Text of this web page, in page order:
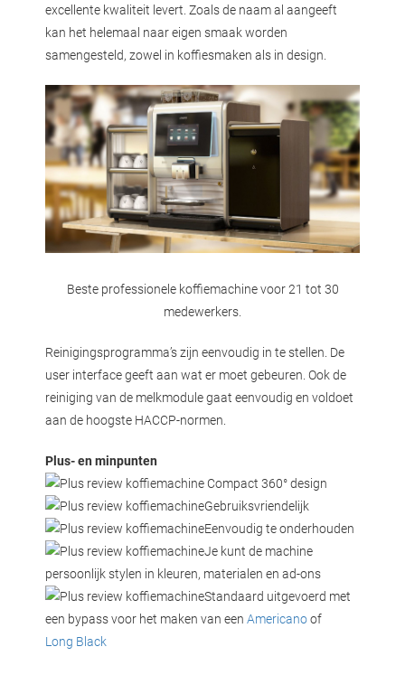
excellente kwaliteit levert. Zoals de naam al aangeeft
kan het helemaal naar eigen smaak worden
samengesteld, zowel in koffiesmaken als in design.
Beste professionele koffiemachine voor 21 tot 30
medewerkers.
Reinigingsprogramma’s zijn eenvoudig in te stellen. De
user interface geeft aan wat er moet gebeuren. Ook de
reiniging van de melkmodule gaat eenvoudig en voldoet
aan de hoogste HACCP-normen.
Plus- en minpunten
Compact 360° design
Gebruiksvriendelijk
Eenvoudig te onderhouden
Je kunt de machine
persoonlijk stylen in kleuren, materialen en ad-ons
Standaard uitgevoerd met
een bypass voor het maken van een Americanoof
Long Black